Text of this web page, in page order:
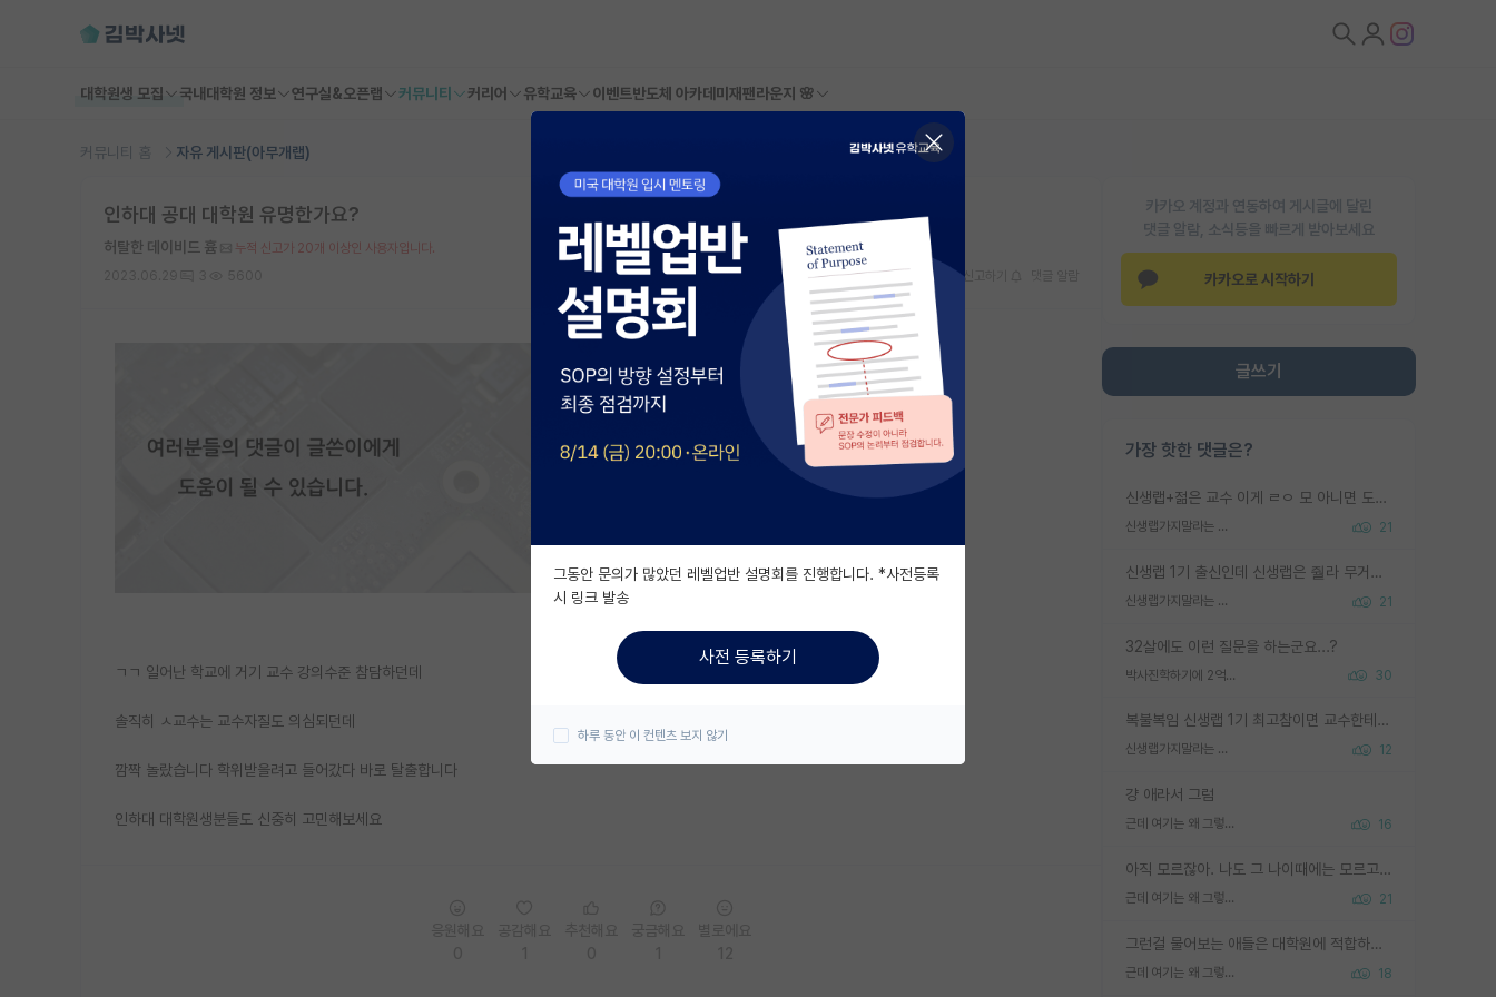
대학원생 모집 국내대학원 정보 연구실&오픈랩 커뮤니티 커리어 유학교육 이벤트반도체 아카데미 재팬라운지 🌸
커뮤니티 홈 자유 게시판(아무개랩)
카카오 계정과 연동하여 게시글에 달린
댓글 알람, 소식등을 빠르게 받아보세요
카카오로 시작하기
글쓰기
가장 핫한 댓글은?
신생랩+젊은 교수 이게 ㄹㅇ 모 아니면 도인듯.
신생랩가지말라는 이유가 있었구나 21
신생랩 1기 출신인데 신생랩은 줠라 무거운 바벨 같은거임. 들면 대박인데 못들면 깔려 죽음. 아무도 알려주지 않는 환경에서 자생해야하지만, 일단 살아남았다면 그 어떤 사람보다 악착같고 생존력 높은 사람으로 거듭날 수 있음
신생랩가지말라는 이유가 있었구나 21
32살에도 이런 질문을 하는군요...?
박사진학하기에 2억은 괜찮은 (?) 정도의 경제력인가요 30
복불복임 신생랩 1기 최고참이면 교수한테 직접 지도받는 시간이 매우 많음 제대로 된 교수라면 말이지 그게 아니라면 그냥 넌 해방 불가능한 노예 1호에 감점쓰레기통이 되는거고
신생랩가지말라는 이유가 있었구나 12
걍 애라서 그럼
근데 여기는 왜 그렇게 SPK를 물어보는거임? 16
아직 모르잖아. 나도 그 나이때에는 모르고 평가 받고 안심하고 싶었어.
근데 여기는 왜 그렇게 SPK를 물어보는거임? 21
그런걸 물어보는 애들은 대학원에 적합하지 않다
근데 여기는 왜 그렇게 SPK를 물어보는거임? 18
인하대 공대 대학원 유명한가요?
허탈한 데이비드 흄
누적 신고가 20개 이상인 사용자입니다.
스크랩 신고하기
ㄱㄱ 일어난 학교에 거기 교수 강의수준 참담하던데
솔직히 ㅅ교수는 교수자질도 의심되던데
깜짝 놀랐습니다 학위받을려고 들어갔다 바로 탈출합니다
인하대 대학원생분들도 신중히 고민해보세요
그동안 문의가 많았던 레벨업반 설명회를 진행합니다. *사전등록
시 링크 발송
사전 등록하기
하루 동안 이 컨텐츠 보지 않기